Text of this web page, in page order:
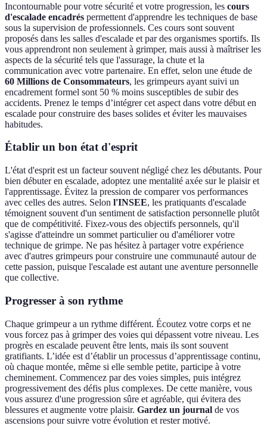
Incontournable pour votre sécurité et votre progression, les cours
d'escalade encadrés permettent d'apprendre les techniques de base
sous la supervision de professionnels. Ces cours sont souvent
proposés dans les salles d'escalade et par des organismes sportifs. Ils
vous apprendront non seulement à grimper, mais aussi à maîtriser les
aspects de la sécurité tels que l'assurage, la chute et la
communication avec votre partenaire. En effet, selon une étude de
60 Millions de Consommateurs, les grimpeurs ayant suivi un
encadrement formel sont 50 % moins susceptibles de subir des
accidents. Prenez le temps d’intégrer cet aspect dans votre début en
escalade pour construire des bases solides et éviter les mauvaises
habitudes.
Établir un bon état d'esprit
L'état d'esprit est un facteur souvent négligé chez les débutants. Pour
bien débuter en escalade, adoptez une mentalité axée sur le plaisir et
l'apprentissage. Évitez la pression de comparer vos performances
avec celles des autres. Selon l'INSEE, les pratiquants d'escalade
témoignent souvent d'un sentiment de satisfaction personnelle plutôt
que de compétitivité. Fixez-vous des objectifs personnels, qu'il
s'agisse d'atteindre un sommet particulier ou d'améliorer votre
technique de grimpe. Ne pas hésitez à partager votre expérience
avec d'autres grimpeurs pour construire une communauté autour de
cette passion, puisque l'escalade est autant une aventure personnelle
que collective.
Progresser à son rythme
Chaque grimpeur a un rythme différent. Écoutez votre corps et ne
vous forcez pas à grimper des voies qui dépassent votre niveau. Les
progrès en escalade peuvent être lents, mais ils sont souvent
gratifiants. L’idée est d’établir un processus d’apprentissage continu,
où chaque montée, même si elle semble petite, participe à votre
cheminement. Commencez par des voies simples, puis intégrez
progressivement des défis plus complexes. De cette manière, vous
vous assurez d'une progression sûre et agréable, qui évitera des
blessures et augmente votre plaisir. Gardez un journal de vos
ascensions pour suivre votre évolution et rester motivé.